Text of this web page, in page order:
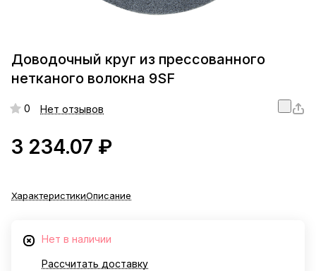
Доводочный круг из прессованного
нетканого волокна 9SF
0 Нет отзывов
3 234.07 ₽
ХарактеристикиОписание
Нет в наличии
Рассчитать доставку